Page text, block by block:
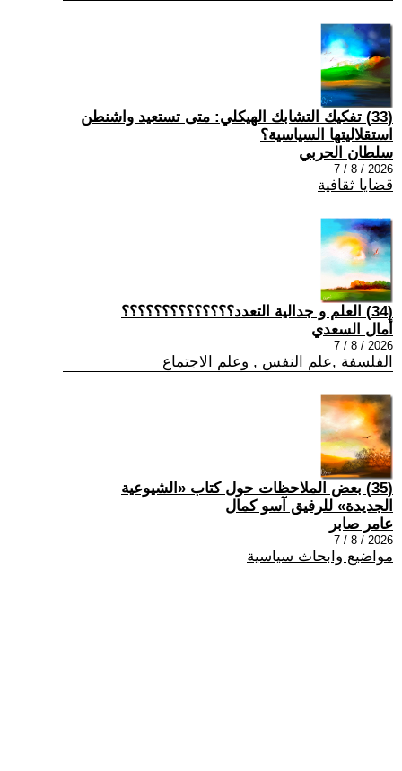
(33) تفكيك التشابك الهيكلي: متى تستعيد واشنطن
استقلاليتها السياسية؟
سلطان الحربي
2026 / 8 / 7
قضايا ثقافية
(34) العلم و جدالية التعدد؟؟؟؟؟؟؟؟؟؟؟؟؟؟
أمال السعدي
2026 / 8 / 7
الفلسفة ,علم النفس , وعلم الاجتماع
(35) بعض الملاحظات حول كتاب «الشيوعية
الجديدة» للرفيق آسو كمال
عامر صابر
2026 / 8 / 7
مواضيع وابحاث سياسية